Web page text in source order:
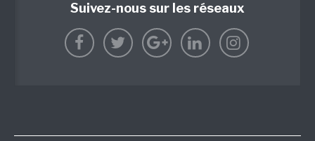
Suivez-nous sur les réseaux